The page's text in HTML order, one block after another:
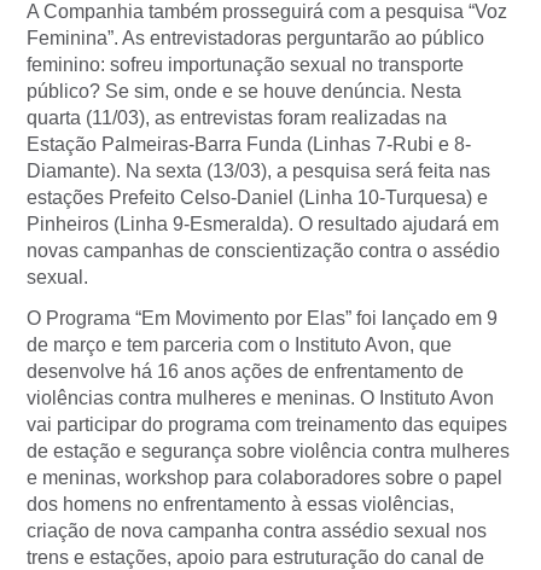
A Companhia também prosseguirá com a pesquisa “Voz
Feminina”. As entrevistadoras perguntarão ao público
feminino: sofreu importunação sexual no transporte
público? Se sim, onde e se houve denúncia. Nesta
quarta (11/03), as entrevistas foram realizadas na
Estação Palmeiras-Barra Funda (Linhas 7-Rubi e 8-
Diamante). Na sexta (13/03), a pesquisa será feita nas
estações Prefeito Celso-Daniel (Linha 10-Turquesa) e
Pinheiros (Linha 9-Esmeralda). O resultado ajudará em
novas campanhas de conscientização contra o assédio
sexual.
O Programa “Em Movimento por Elas” foi lançado em 9
de março e tem parceria com o Instituto Avon, que
desenvolve há 16 anos ações de enfrentamento de
violências contra mulheres e meninas. O Instituto Avon
vai participar do programa com treinamento das equipes
de estação e segurança sobre violência contra mulheres
e meninas, workshop para colaboradores sobre o papel
dos homens no enfrentamento à essas violências,
criação de nova campanha contra assédio sexual nos
trens e estações, apoio para estruturação do canal de